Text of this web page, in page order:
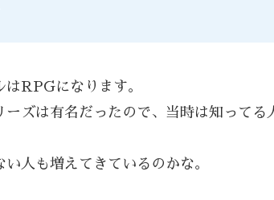
はRPGになります。
ーズは有名だったので、当時は知って
い人も増えてきているのかな。